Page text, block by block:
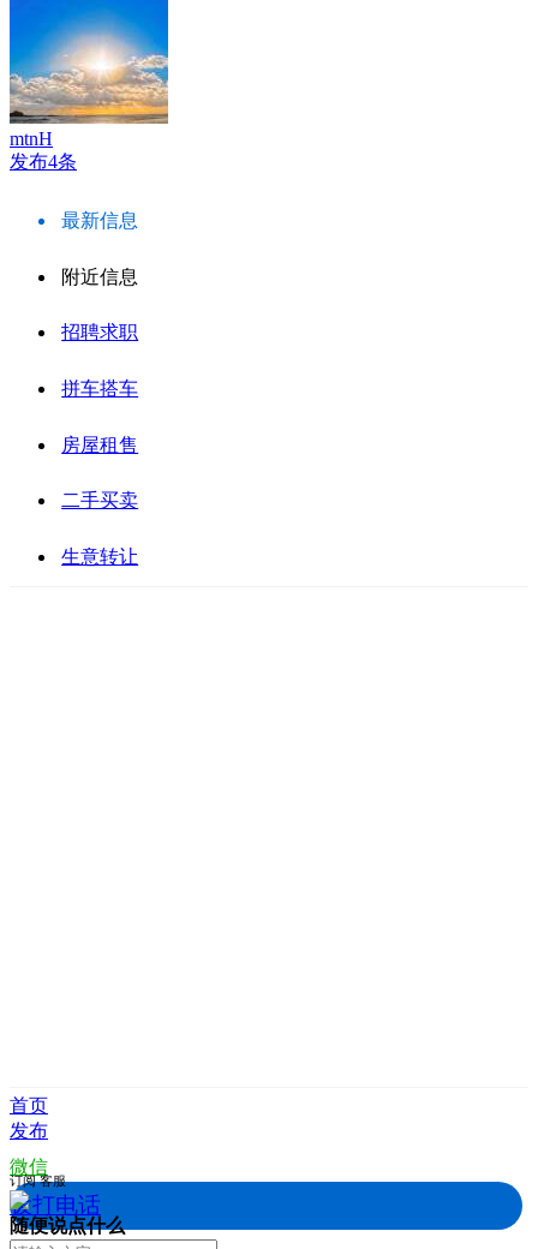
mtnH
发布4条
最新信息
附近信息
招聘求职
拼车搭车
房屋租售
二手买卖
生意转让
首页
发布
微信
拨打电话
订阅 客服
随便说点什么